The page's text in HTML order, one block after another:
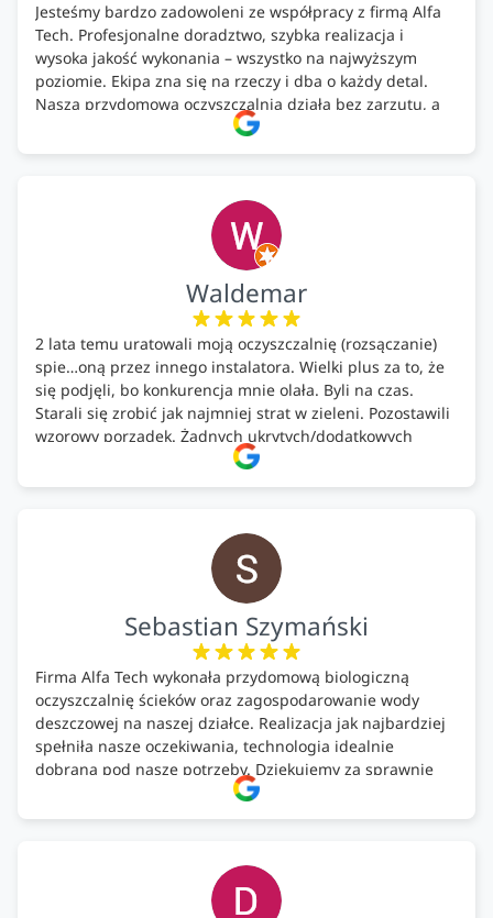
Jesteśmy bardzo zadowoleni ze współpracy z firmą Alfa
Tech. Profesjonalne doradztwo, szybka realizacja i
wysoka jakość wykonania – wszystko na najwyższym
poziomie. Ekipa zna się na rzeczy i dba o każdy detal.
Nasza przydomowa oczyszczalnia działa bez zarzutu, a
całość została wykonana zgodnie z terminem i
ustaleniami. Z czystym sumieniem polecamy Alfa Tech
ekologicznych rozwiązań!🍀
Waldemar
2 lata temu uratowali moją oczyszczalnię (rozsączanie)
spie…oną przez innego instalatora. Wielki plus za to, że
się podjęli, bo konkurencja mnie olała. Byli na czas.
Starali się zrobić jak najmniej strat w zieleni. Pozostawili
wzorowy porządek. Żadnych ukrytych/dodatkowych
kosztów. Zaskoczenie. Kontakt bardzo OK. Obsługa
pomontażowa również OK. A ich środki do oczyszczalni –
Sebastian Szymański
Firma Alfa Tech wykonała przydomową biologiczną
oczyszczalnię ścieków oraz zagospodarowanie wody
deszczowej na naszej działce. Realizacja jak najbardziej
spełniła nasze oczekiwania, technologia idealnie
dobrana pod nasze potrzeby. Dziękujemy za sprawnie
wykonany montaż w świetnej atmosferze! Polecam!